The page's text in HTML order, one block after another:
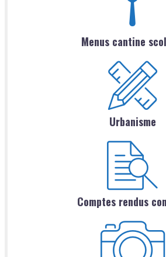
Menus cantine
Urbanisme
Comptes rendus